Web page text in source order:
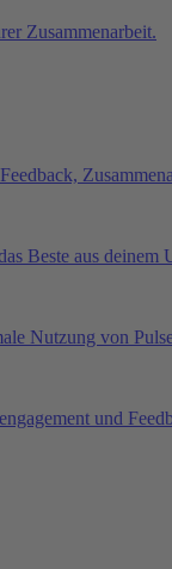
Zusammenarbeit.
Beste aus deinem
Nutzung von
und